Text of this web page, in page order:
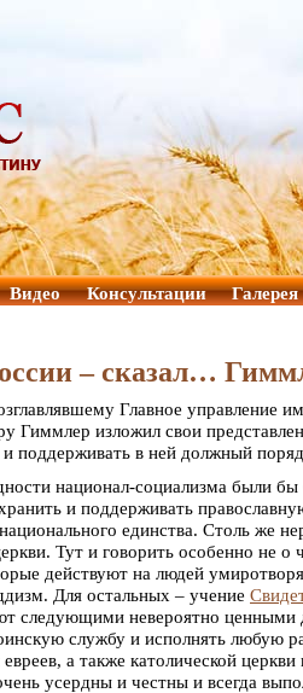
Видео Консультации Галерея
– сказал…
Главное управление
Гиммлер изложил свои
поддерживать в ней должный
национал-социализма были
и поддерживать
единства. Столь же
Тут и говорить особенно не
действуют на людей
Для остальных – учение
следующими невероятно ценными
службу и исполнять любую
а также католической
усердны и честны и всегда